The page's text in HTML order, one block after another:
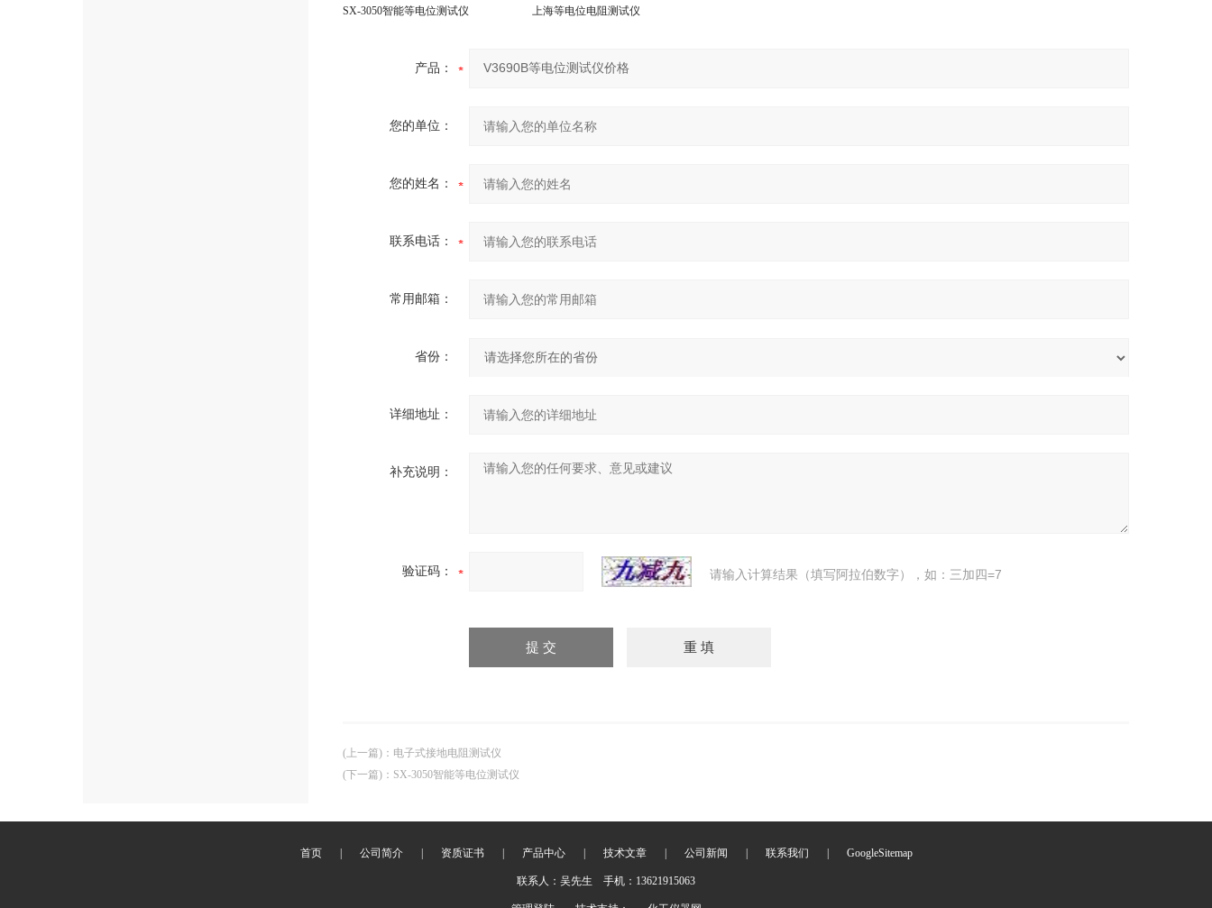
SX-3050智能等电位测试仪
上海等电位电阻测试仪
产品：
您的单位：
您的姓名：
联系电话：
常用邮箱：
省份：
详细地址：
补充说明：
验证码： 请输入计算结果（填写阿拉伯数字），如：三加四=7
(上一篇) ： 电子式接地电阻测试仪
(下一篇) ： SX-3050智能等电位测试仪
首页 公司简介 资质证书 产品中心 技术文章 公司新闻 联系我们 GoogleSitemap
联系人：吴先生 手机：13621915063